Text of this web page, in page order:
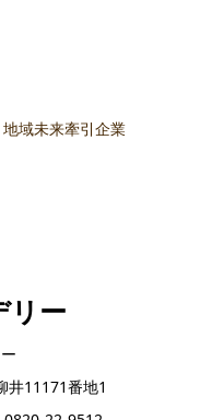
地域未来牽引企業
リー
11171番地1